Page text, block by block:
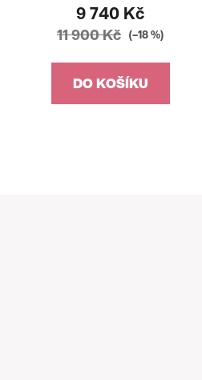
9 740 Kč
11 900 Kč (–18 %)
DO KOŠÍKU